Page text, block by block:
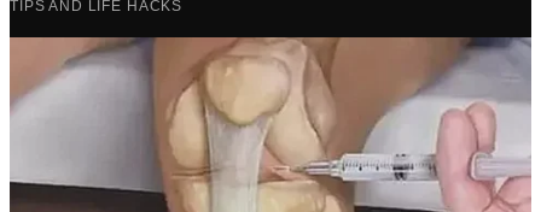
Berita Terpopuler
Surat Somasi Penyerobotan Tanah Terbaru 2024, Lengkap
Dengan Penjelasannya!